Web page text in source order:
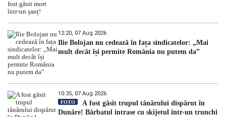
12:20, 07 Aug 2026
Ilie Bolojan nu cedează în fața sindicatelor: „Mai
mult decât își permite România nu putem da”
10:35, 07 Aug 2026
FOTO
A fost găsit trupul tânărului dispărut în
Dunăre! Bărbatul intrase cu skijetul într-un trunchi